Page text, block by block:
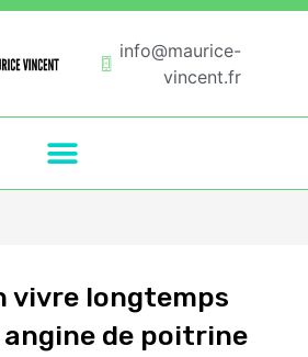
info@maurice-
vincent.fr
vivre longtemps
angine de poitrine